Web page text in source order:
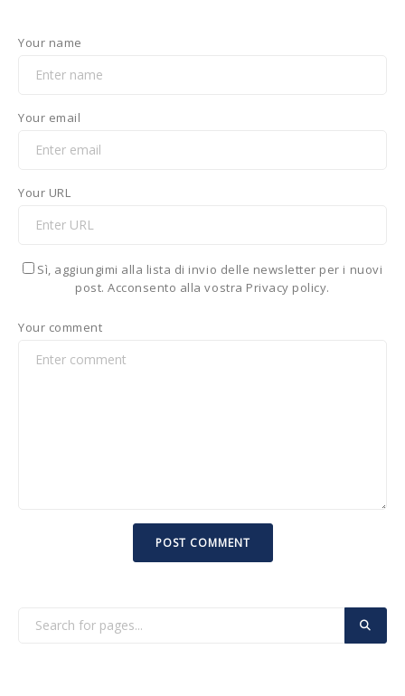
Your name
Your email
Your URL
Sì, aggiungimi alla lista di invio delle newsletter per i nuovi
post. Acconsento alla vostra Privacy policy.
Your comment